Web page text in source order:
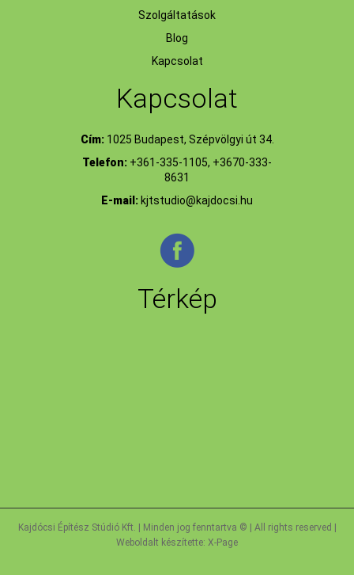
Szolgáltatások
Blog
Kapcsolat
Kapcsolat
Cím:1025 Budapest, Szépvölgyi út 34.
Telefon: +361-335-1105, +3670-333-
8631
E-mail: kjtstudio@kajdocsi.hu
Térkép
Kajdócsi Építész Stúdió Kft. | Minden jog fenntartva © | All rights reserved |
Weboldalt készítette: X-Page